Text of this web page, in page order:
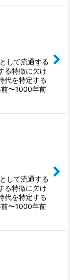
して流通する
る特徴に欠け
代を特定する
〜1000年前
して流通する
る特徴に欠け
代を特定する
〜1000年前